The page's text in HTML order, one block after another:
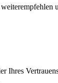
Ihres